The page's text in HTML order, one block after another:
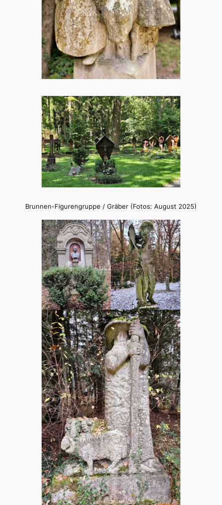
Brunnen-Figurengruppe / Gräber (Fotos: August 2025)